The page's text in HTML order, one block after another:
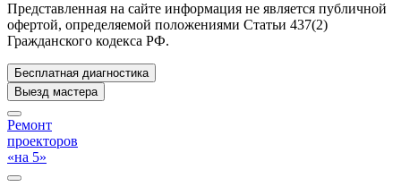
Представленная на сайте информация не является публичной
офертой, определяемой положениями Статьи 437(2)
Гражданского кодекса РФ.
Бесплатная диагностика
Выезд мастера
Ремонт
проекторов
«на 5»